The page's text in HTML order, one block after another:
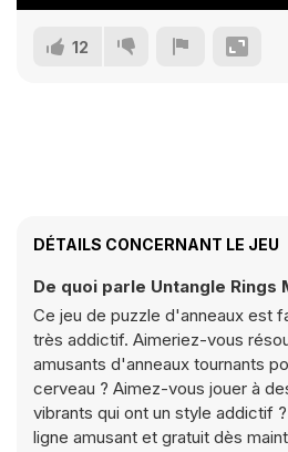
12
DÉTAILS CONCERNANT LE JEU
De quoi parle Untangle Rings
Ce jeu de puzzle d'anneaux est
très addictif. Aimeriez-vous
amusants d'anneaux tournants
cerveau ? Aimez-vous jouer à
vibrants qui ont un style addictif
ligne amusant et gratuit dès